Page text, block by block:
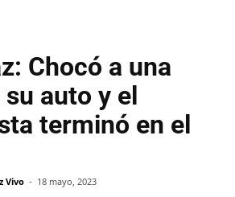
Chocó a una
auto y el
terminó en el
Vivo - 18 mayo, 2023